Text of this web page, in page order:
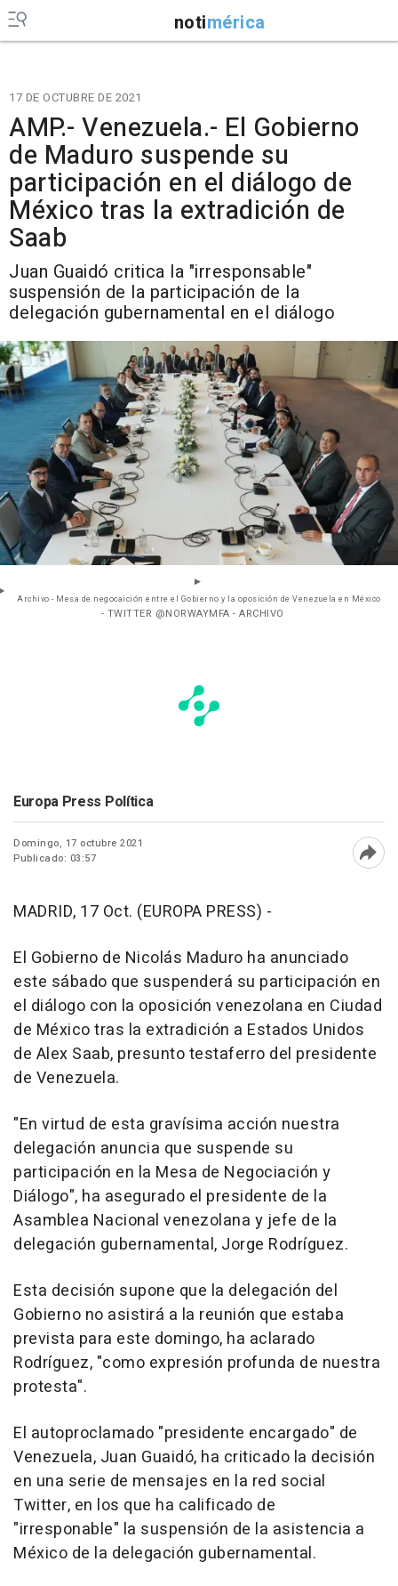
notimérica
17 DE OCTUBRE DE 2021
AMP.- Venezuela.- El Gobierno
de Maduro suspende su
participación en el diálogo de
México tras la extradición de
Saab
Juan Guaidó critica la "irresponsable"
suspensión de la participación de la
delegación gubernamental en el diálogo
Archivo - Mesa de negocaición entre el Gobierno y la oposición de Venezuela en México
- TWITTER @NORWAYMFA - ARCHIVO
Europa Press Política
Domingo, 17 octubre 2021
Publicado: 03:57
MADRID, 17 Oct. (EUROPA PRESS) -
El Gobierno de Nicolás Maduro ha anunciado
este sábado que suspenderá su participación en
el diálogo con la oposición venezolana en Ciudad
de México tras la extradición a Estados Unidos
de Alex Saab, presunto testaferro del presidente
de Venezuela.
"En virtud de esta gravísima acción nuestra
delegación anuncia que suspende su
participación en la Mesa de Negociación y
Diálogo", ha asegurado el presidente de la
Asamblea Nacional venezolana y jefe de la
delegación gubernamental, Jorge Rodríguez.
Esta decisión supone que la delegación del
Gobierno no asistirá a la reunión que estaba
prevista para este domingo, ha aclarado
Rodríguez, "como expresión profunda de nuestra
protesta".
El autoproclamado "presidente encargado" de
Venezuela, Juan Guaidó, ha criticado la decisión
en una serie de mensajes en la red social
Twitter, en los que ha calificado de
"irresponable" la suspensión de la asistencia a
México de la delegación gubernamental.